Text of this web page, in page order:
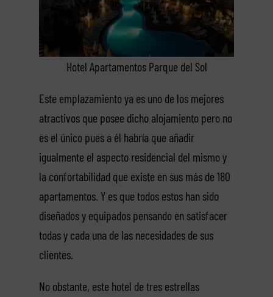
Hotel Apartamentos Parque del Sol
Este emplazamiento ya es uno de los mejores
atractivos que posee dicho alojamiento pero no
es el único pues a él habría que añadir
igualmente el aspecto residencial del mismo y
la confortabilidad que existe en sus más de 180
apartamentos. Y es que todos estos han sido
diseñados y equipados pensando en satisfacer
todas y cada una de las necesidades de sus
clientes.
No obstante, este hotel de tres estrellas